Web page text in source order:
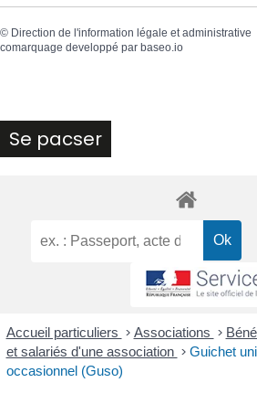
© Direction de l'information légale et administrative
comarquage developpé par baseo.io
Se pacser
Accueil particuliers > Associations >
et salariés d'une association > Guichet
occasionnel (Guso)